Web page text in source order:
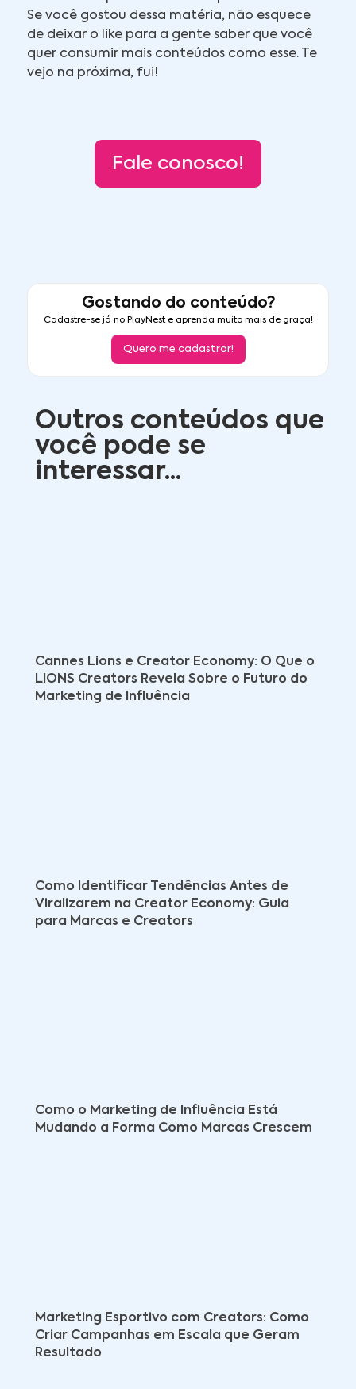
Se você gostou dessa matéria, não esquece
de deixar o like para a gente saber que você
quer consumir mais conteúdos como esse. Te
vejo na próxima, fui!
Fale conosco!
Gostando do conteúdo?
Cadastre-se já no PlayNest e aprenda muito mais de graça!
Quero me cadastrar!
Outros conteúdos que
você pode se
interessar...
Cannes Lions e Creator Economy: O Que o
LIONS Creators Revela Sobre o Futuro do
Marketing de Influência
Como Identificar Tendências Antes de
Viralizarem na Creator Economy: Guia
para Marcas e Creators
Como o Marketing de Influência Está
Mudando a Forma Como Marcas Crescem
Marketing Esportivo com Creators: Como
Criar Campanhas em Escala que Geram
Resultado